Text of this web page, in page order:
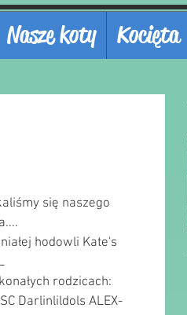
Nasze koty Kocięta
się naszego
hodowli Kate's
rodzicach:
Darlinlildols ALEX-